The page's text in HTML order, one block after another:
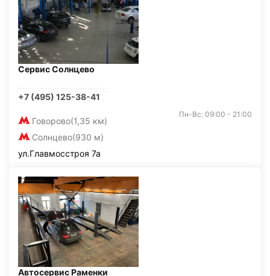
Сервис Солнцево
+7 (495) 125-38-41
Говорово(1,35 км)
Солнцево(930 м)
Пн-Вс: 09:00 - 21:00
ул.Главмосстроя 7а
Автосервис Раменки